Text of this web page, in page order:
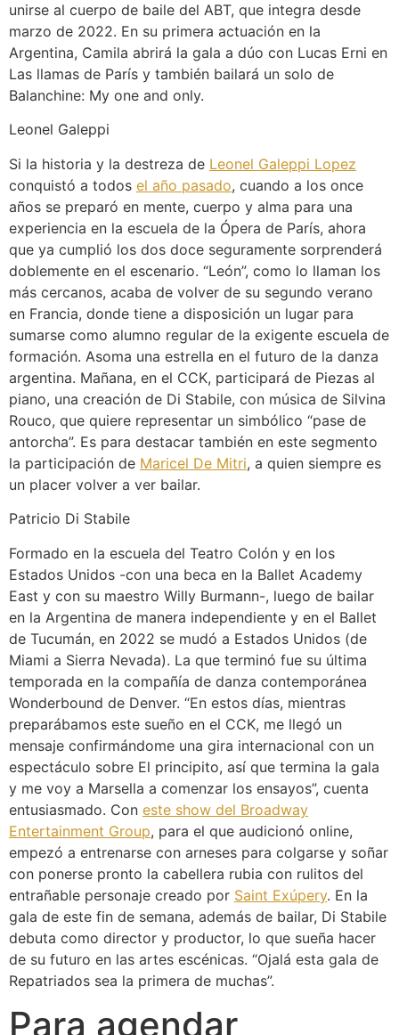
unirse al cuerpo de baile del ABT, que integra desde
marzo de 2022. En su primera actuación en la
Argentina, Camila abrirá la gala a dúo con Lucas Erni en
Las llamas de París y también bailará un solo de
Balanchine: My one and only.
Leonel Galeppi
Si la historia y la destreza de Leonel Galeppi Lopez
conquistó a todos el año pasado, cuando a los once
años se preparó en mente, cuerpo y alma para una
experiencia en la escuela de la Ópera de París, ahora
que ya cumplió los dos doce seguramente sorprenderá
doblemente en el escenario. “León”, como lo llaman los
más cercanos, acaba de volver de su segundo verano
en Francia, donde tiene a disposición un lugar para
sumarse como alumno regular de la exigente escuela de
formación. Asoma una estrella en el futuro de la danza
argentina. Mañana, en el CCK, participará de Piezas al
piano, una creación de Di Stabile, con música de Silvina
Rouco, que quiere representar un simbólico “pase de
antorcha”. Es para destacar también en este segmento
la participación de Maricel De Mitri, a quien siempre es
un placer volver a ver bailar.
Patricio Di Stabile
Formado en la escuela del Teatro Colón y en los
Estados Unidos -con una beca en la Ballet Academy
East y con su maestro Willy Burmann-, luego de bailar
en la Argentina de manera independiente y en el Ballet
de Tucumán, en 2022 se mudó a Estados Unidos (de
Miami a Sierra Nevada). La que terminó fue su última
temporada en la compañía de danza contemporánea
Wonderbound de Denver. “En estos días, mientras
preparábamos este sueño en el CCK, me llegó un
mensaje confirmándome una gira internacional con un
espectáculo sobre El principito, así que termina la gala
y me voy a Marsella a comenzar los ensayos”, cuenta
entusiasmado. Con este show del Broadway
Entertainment Group, para el que audicionó online,
empezó a entrenarse con arneses para colgarse y soñar
con ponerse pronto la cabellera rubia con rulitos del
entrañable personaje creado por Saint Exúpery. En la
gala de este fin de semana, además de bailar, Di Stabile
debuta como director y productor, lo que sueña hacer
de su futuro en las artes escénicas. “Ojalá esta gala de
Repatriados sea la primera de muchas”.
Para agendar